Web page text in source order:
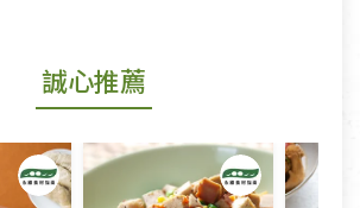
有下列「不適用七天鑑賞期商品」情
以外，恕不接受退換貨.
提供該商品七天免費鑑賞期(含例假
上若商品未經使用或被汙損(除商品
申請退換貨。
誠心推薦